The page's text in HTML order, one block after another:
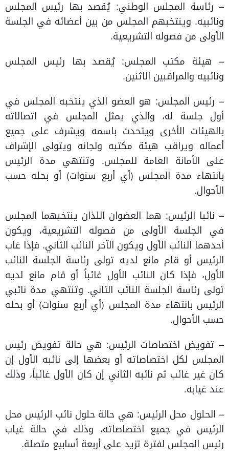
– رئاسة المجلس الوطني: يُقصد بها رئيس المجلس
ونائبيه. وينتخبهم المجلس من بين أعضائه في الجلسة
الأولى من فصوله التشريعية.
– هيئة مكتب المجلس: يُقصد بها رئيس المجلس
ونائبيه والمراقبين الاثنين.
– رئيس المجلس: هو العضو الذي ينتخبه المجلس في
أول جلسة له، والذي يمثل المجلس في اتصالاته
بالهيئات الأخرى ويتحدث باسمه ويشرف على جميع
أعماله ويراقب هيئة مكتبه ولجانه ويتولى الإشراف
على الأمانة العامة للمجلس. وتنتهي مدة الرئيس
بانتهاء مدة المجلس (أي أربع سنوات) أو بحله حسب
الأحوال.
– نائبا الرئيس: هما العضوان اللذان ينتخبهما المجلس
في الجلسة الأولى من فصوله التشريعية، ويكون
أحدهما النائب الأول ويكون الآخر النائب الثاني. فإذا غاب
الرئيس أو قام مانع لديه تولى رئاسة الجلسة النائب
الأول، فإذا كان النائب الأول غائباً أو قام مانع لديه
تولى رئاسة الجلسة النائب الثاني. وتنتهي مدة نائبي
الرئيس بانتهاء مدة المجلس (أي أربع سنوات) أو بحله
حسب الأحوال.
– تفويض اختصاصات الرئيس: هي حالة تفويض رئيس
المجلس لكل اختصاصاته أو بعضها إلى نائبه الأول إن
كان غير غائب ثم نائبه الثاني إن كان الأول غائباً، وذلك
عند غيابه.
– الحلول محل الرئيس: هي حالة حلول نائب الرئيس محل
الرئيس في جميع اختصاصاته، وذلك في حالة غياب
رئيس المجلس لفترة تزيد على أربعة أسابيع متصلة.